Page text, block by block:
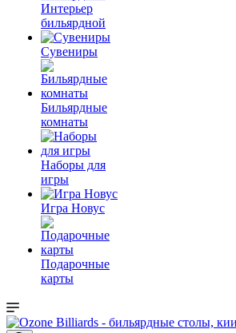
Интерьер
бильярдной
Сувениры
Бильярдные
комнаты
Наборы для
игры
Игра Новус
Подарочные
карты